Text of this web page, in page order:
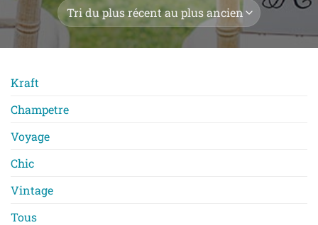
Kraft
Champetre
Voyage
Chic
Vintage
Tous